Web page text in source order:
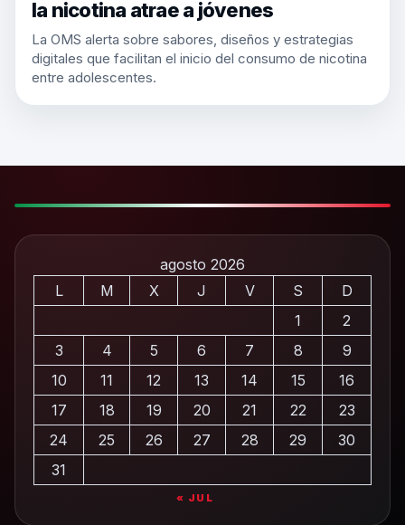
la nicotina atrae a jóvenes
La OMS alerta sobre sabores, diseños y estrategias
digitales que facilitan el inicio del consumo de nicotina
entre adolescentes.
agosto 2026
L
M X J V S
D
1
2
3
4 5 6 7 8
9
10
11 12 13 14 15
16
17
18 19 20 21 22
23
24
25 26 27 28 29
30
31
« JUL